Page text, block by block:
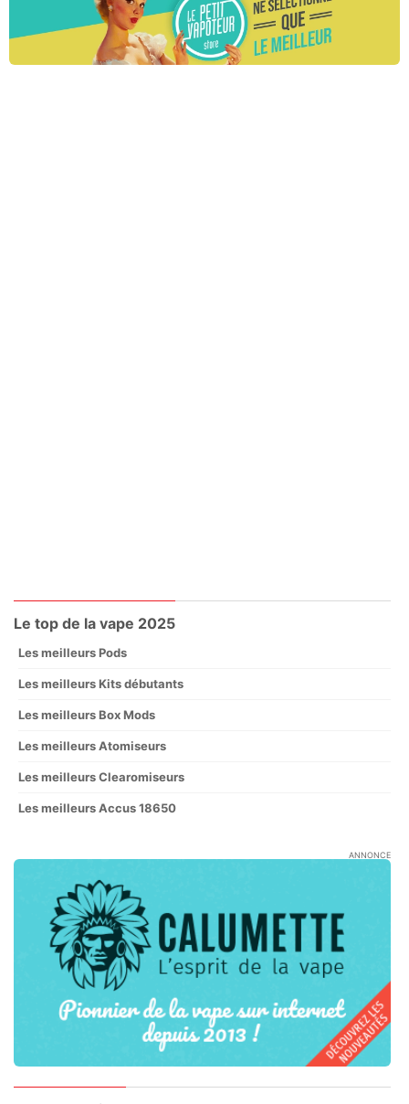
Le top de la vape 2025
Les meilleurs Pods
Les meilleurs Kits débutants
Les meilleurs Box Mods
Les meilleurs Atomiseurs
Les meilleurs Clearomiseurs
Les meilleurs Accus 18650
ANNONCE